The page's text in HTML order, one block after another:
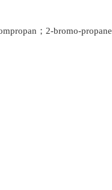
；2-bromo-